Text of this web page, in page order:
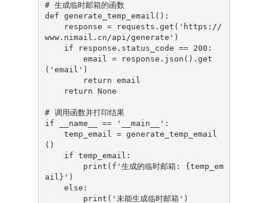
# 生成临时邮箱的函数
def generate_temp_email():
www.nimail.cn/api/generate')
('email')
# 调用函数并打印结果
if __name__ == '__main__':
()
ail}')